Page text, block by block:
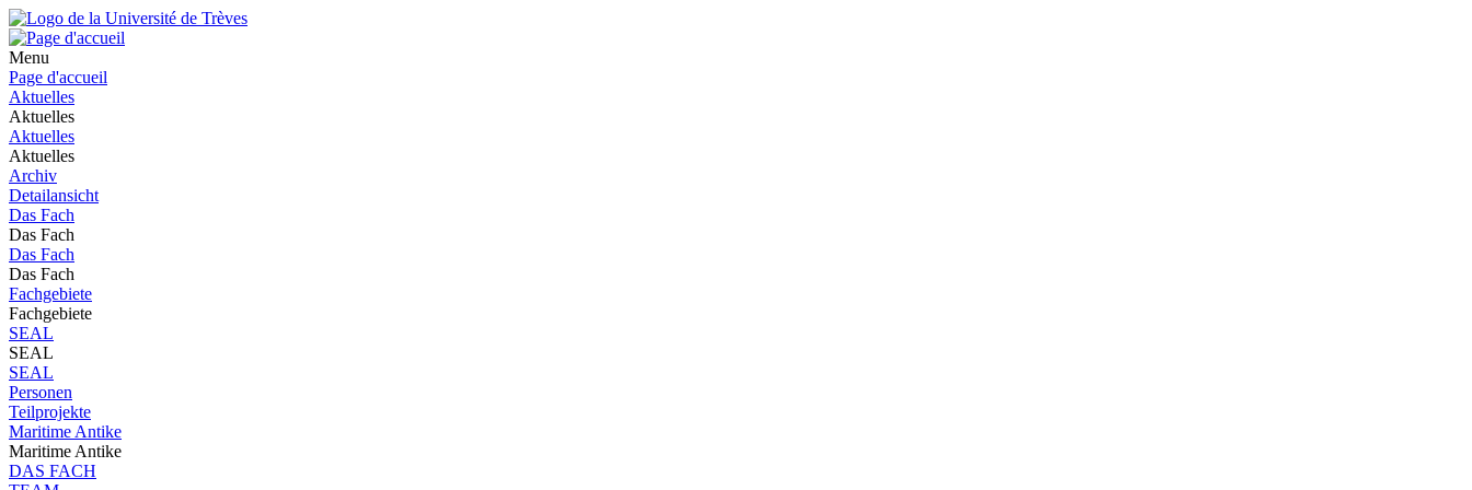
Menu
Page d'accueil
Aktuelles
Aktuelles
Aktuelles
Aktuelles
Archiv
Detailansicht
Das Fach
Das Fach
Das Fach
Das Fach
Fachgebiete
Fachgebiete
SEAL
SEAL
SEAL
Personen
Teilprojekte
Maritime Antike
Maritime Antike
DAS FACH